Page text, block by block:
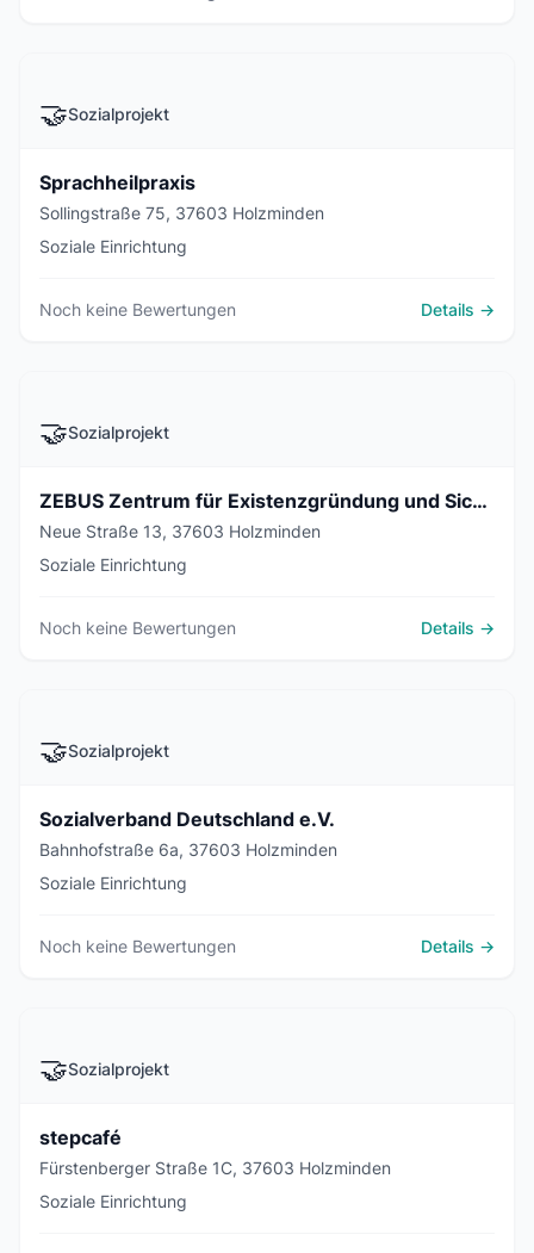
🤝Sozialprojekt
Sprachheilpraxis
Sollingstraße 75, 37603 Holzminden
Soziale Einrichtung
Noch keine Bewertungen Details →
🤝Sozialprojekt
ZEBUS Zentrum für Existenzgründung und Sicherung
Neue Straße 13, 37603 Holzminden
Soziale Einrichtung
Noch keine Bewertungen Details →
🤝Sozialprojekt
Sozialverband Deutschland e.V.
Bahnhofstraße 6a, 37603 Holzminden
Soziale Einrichtung
Noch keine Bewertungen Details →
🤝Sozialprojekt
stepcafé
Fürstenberger Straße 1C, 37603 Holzminden
Soziale Einrichtung